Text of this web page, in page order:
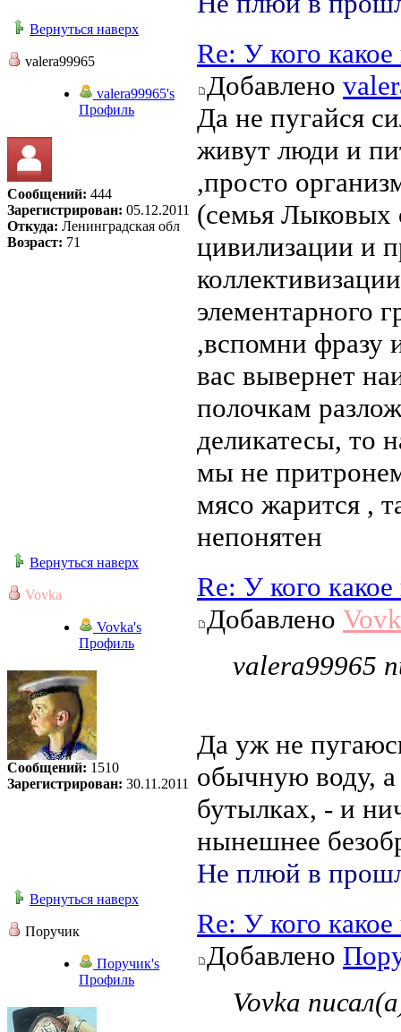
Вернуться наверх
valera99965
valera99965's
Профиль
Сообщений: 444
Зарегистрирован: 05.12.2011
Откуда: Ленинградская обл
Возраст: 71
Re: У кого
Добавлено
Да не пугайся
живут люди и
,просто
(семья Лыковых
цивилизации и
элементарного
,вспомни фразу
вас вывернет
полочкам
деликатесы, то
мы не
мясо жарится ,
непонятен
Вернуться наверх
Vovka
Vovka's
Профиль
Сообщений: 1510
Зарегистрирован: 30.11.2011
Re: У кого
Добавлено
valera99965
Да уж не
обычную воду,
бутылках, - и
нынешнее
Не плюй в
Вернуться наверх
Поручик
Поручик's
Профиль
Re: У кого
Добавлено
Vovka